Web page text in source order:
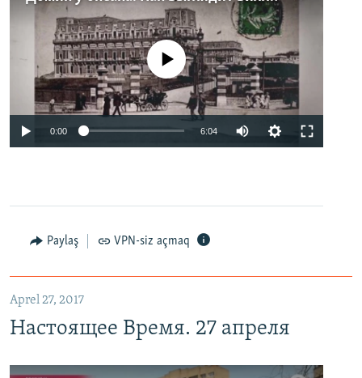
No media source currently available
0:00 6:04
Paylaş VPN-siz açmaq
Aprel 27, 2017
Настоящее Время. 27 апреля